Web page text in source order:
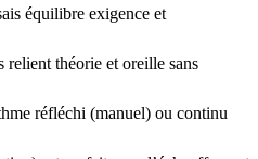
équilibre exigence et
relient théorie et oreille sans
réfléchi (manuel) ou continu